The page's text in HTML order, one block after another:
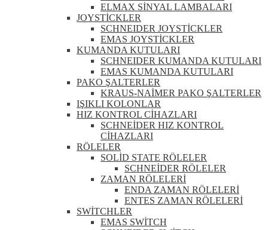
ELMAX SİNYAL LAMBALARI
JOYSTİCKLER
SCHNEIDER JOYSTİCKLER
EMAS JOYSTİCKLER
KUMANDA KUTULARI
SCHNEIDER KUMANDA KUTULARI
EMAS KUMANDA KUTULARI
PAKO ŞALTERLER
KRAUS-NAİMER PAKO ŞALTERLER
IŞIKLI KOLONLAR
HIZ KONTROL CİHAZLARI
SCHNEİDER HIZ KONTROL
CİHAZLARI
RÖLELER
SOLİD STATE RÖLELER
SCHNEİDER RÖLELER
ZAMAN RÖLELERİ
ENDA ZAMAN RÖLELERİ
ENTES ZAMAN RÖLELERİ
SWİTCHLER
EMAS SWİTCH